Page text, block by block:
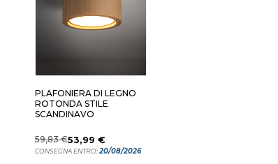
PLAFONIERA DI LEGNO
ROTONDA STILE
SCANDINAVO
59,83 €53,99 €
CONSEGNA ENTRO:20/08/2026